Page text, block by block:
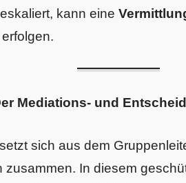
kann eine
Mediations- und
setzt sich aus dem
zusammen. In diesem